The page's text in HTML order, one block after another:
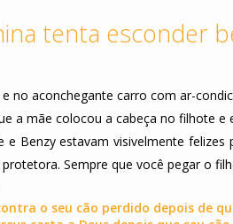
tenta esconder
no aconchegante carro com ar-
a mãe colocou a cabeça no filhote
e Benzy estavam visivelmente
Sempre que você pegar o
o seu cão perdido depois de